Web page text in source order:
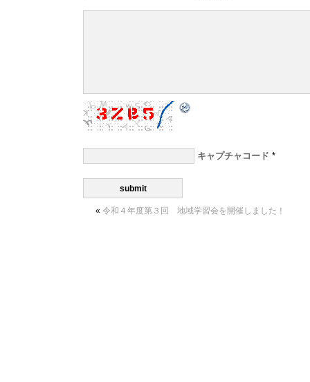
キャプチャコード *
« 令和４年度第３回 地域学習会を開催しました！